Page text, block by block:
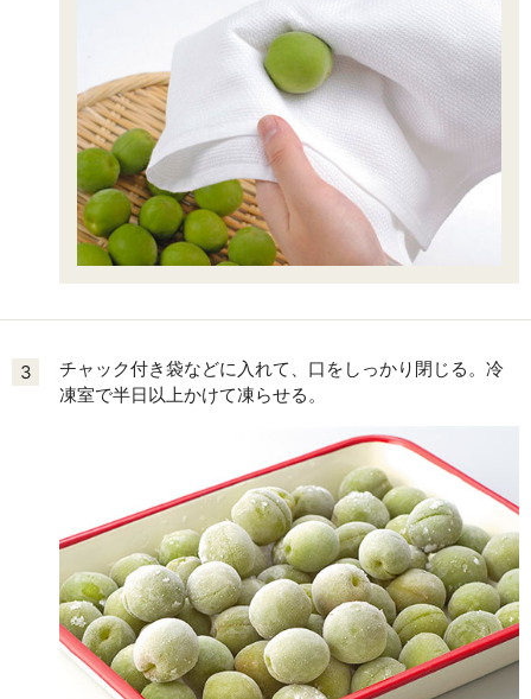
3
チャック付き袋などに入れて、口をしっかり閉じる。冷
凍室で半日以上かけて凍らせる。